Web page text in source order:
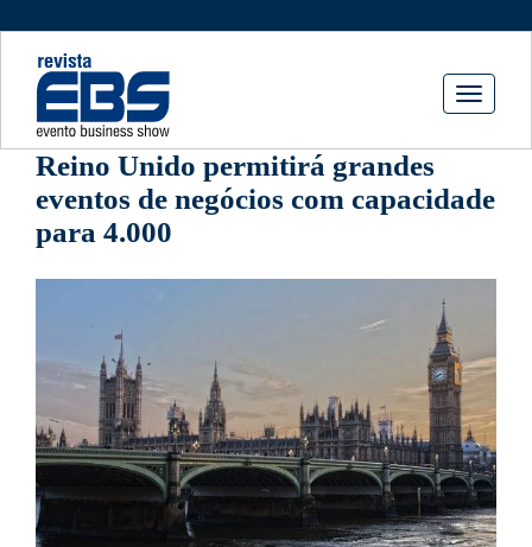
Toggle
Reino Unido permitirá grandes
eventos de negócios com capacidade
para 4.000